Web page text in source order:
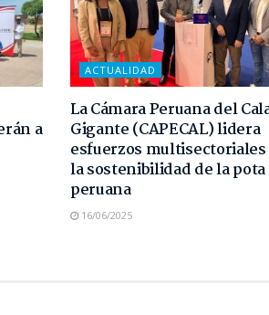
a
ACTUALIDAD
La Cámara Peruana del
Gigante (CAPECAL) lidera
esfuerzos
la sostenibilidad de la pota
peruana
16/06/2025